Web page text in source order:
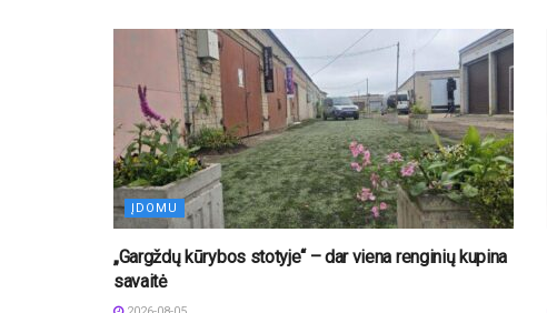
ĮDOMU
„Gargždų kūrybos stotyje“ – dar viena renginių kupina
savaitė